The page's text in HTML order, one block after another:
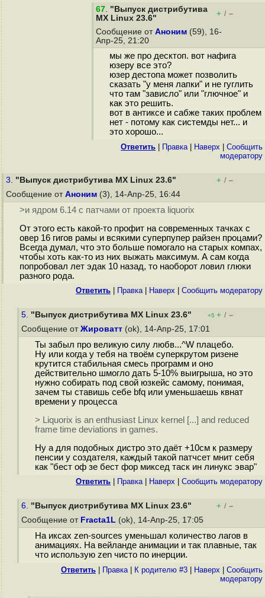
67. "Выпуск дистрибутива
MX Linux 23.6"
+ / –
Сообщение от Аноним (59), 16-
Апр-25, 21:20
мы же про десктоп. вот нафига
юзеру все это?
юзер дестопа может позволить
сказать "у меня лапки" и не гуглить
что там "зависло" или "глючное" и
как это решить.
вот в антиксе и сабже таких проблем
нет - потому как системды нет... и
это хорошо...
Ответить Правка| Наверх
Cообщить
модератору
3. "Выпуск дистрибутива MX Linux 23.6" + / –
Сообщение от Аноним (3), 14-Апр-25, 16:44
>и ядром 6.14 c патчами от проекта liquorix
От этого есть какой-то профит на современных тачках с
овер 16 гигов рамы и всякими суперпупер райзен процами?
Всегда думал, что это больше помогало на старых компах,
чтобы хоть как-то из них выжать максимум. А сам когда
попробовал лет эдак 10 назад, то наоборот ловил глюки
разного рода.
Ответить Правка| Наверх Cообщить модератору
5. "Выпуск дистрибутива MX Linux 23.6" +5 + / –
Сообщение от Жироватт (ok), 14-Апр-25, 17:01
Ты забыл про великую силу любв...^W плацебо.
Ну или когда у тебя на твоём суперкрутом ризене
крутится стабильная смесь программ и оно
действительно шмогло дать 5-10% выигрыша, но это
нужно собирать под свой юзкейс самому, понимая,
зачем ты ставишь себе bfq или уменьшаешь квнат
времени у процесса
> Liquorix is an enthusiast Linux kernel [...] and reduced
frame time deviations in games.
Ну а для подобных дистро это даёт +10см к размеру
пенсии у создателя, каждый такой патчсет мнит себя
как "бест оф зе бест фор миксед таск ин линукс эвар"
Ответить Правка| Наверх Cообщить модератору
6. "Выпуск дистрибутива MX Linux 23.6" + / –
Сообщение от Fracta1L (ok), 14-Апр-25, 17:05
На иксах zen-sources уменьшал количество лагов в
анимациях. На вейланде анимации и так плавные, так
что использую zen чисто по инерции.
Ответить Правка| К родителю #3 Наверх
Cообщить
модератору